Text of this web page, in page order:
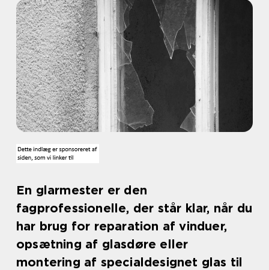
En glarmester er den
fagprofessionelle, der står klar, når du
har brug for reparation af vinduer,
opsætning af glasdøre eller
montering af specialdesignet glas til